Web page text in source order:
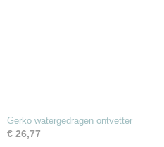
Gerko watergedragen ontvetter
€ 26,77